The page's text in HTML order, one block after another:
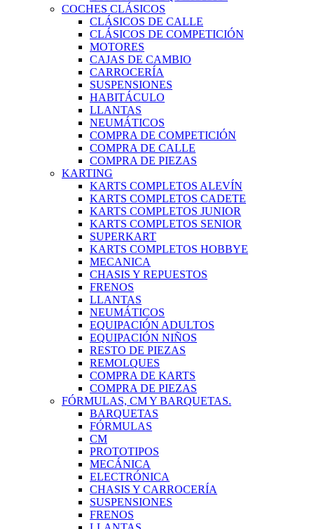
COCHES CLÁSICOS
CLÁSICOS DE CALLE
CLÁSICOS DE COMPETICIÓN
MOTORES
CAJAS DE CAMBIO
CARROCERÍA
SUSPENSIONES
HABITÁCULO
LLANTAS
NEUMÁTICOS
COMPRA DE COMPETICIÓN
COMPRA DE CALLE
COMPRA DE PIEZAS
KARTING
KARTS COMPLETOS ALEVÍN
KARTS COMPLETOS CADETE
KARTS COMPLETOS JUNIOR
KARTS COMPLETOS SENIOR
SUPERKART
KARTS COMPLETOS HOBBYE
MECANICA
CHASIS Y REPUESTOS
FRENOS
LLANTAS
NEUMÁTICOS
EQUIPACIÓN ADULTOS
EQUIPACIÓN NIÑOS
RESTO DE PIEZAS
REMOLQUES
COMPRA DE KARTS
COMPRA DE PIEZAS
FÓRMULAS, CM Y BARQUETAS.
BARQUETAS
FÓRMULAS
CM
PROTOTIPOS
MECÁNICA
ELECTRÓNICA
CHASIS Y CARROCERÍA
SUSPENSIONES
FRENOS